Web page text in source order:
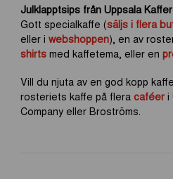
Julklapptsips från Uppsala
Gott specialkaffe (säljs i flera
eller i webshoppen), en av
shirtsmed kaffetema, eller en
Vill du njuta av en god kopp
rosteriets kaffe på fleracaféer i
Company eller Broströms.